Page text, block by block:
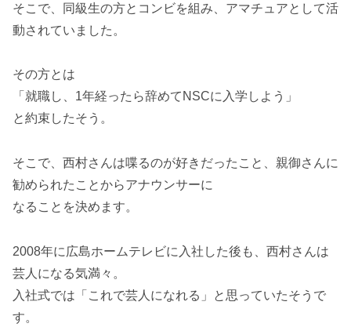
そこで、同級生の方とコンビを組み、アマチュアとして活
動されていました。
その方とは
「就職し、1年経ったら辞めてNSCに入学しよう」
と約束したそう。
そこで、西村さんは喋るのが好きだったこと、親御さんに
勧められたことからアナウンサーに
なることを決めます。
2008年に広島ホームテレビに入社した後も、西村さんは
芸人になる気満々。
入社式では「これで芸人になれる」と思っていたそうで
す。